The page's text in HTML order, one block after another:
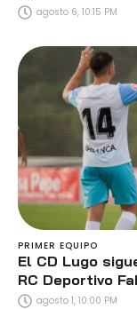
agosto 6, 10:15 PM
PRIMER EQUIPO
El CD Lugo
RC Deportivo
agosto 1, 10:00 PM